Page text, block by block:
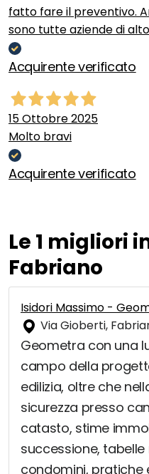
fatto fare il preventivo.
sono tutte aziende di
Acquirente verificato
15 Ottobre 2025
Molto bravi
Acquirente verificato
Le 1 migliori
Fabriano
Isidori Massimo -
Via Gioberti,
Geometra con una
campo della
edilizia, oltre che
sicurezza presso
catasto, stime
successione,
condomini, pratiche